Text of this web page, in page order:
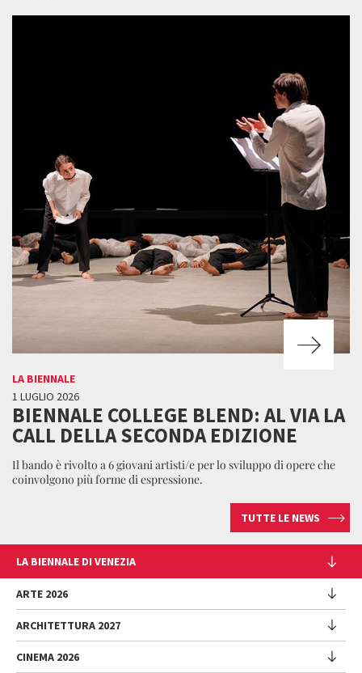
LA BIENNALE
1 LUGLIO 2026
BIENNALE COLLEGE BLEND: AL VIA LA
CALL DELLA SECONDA EDIZIONE
Il bando è rivolto a 6 giovani artisti/e per lo sviluppo di opere che
coinvolgono più forme di espressione.
TUTTE LE NEWS
LA BIENNALE DI VENEZIA
L'Istituzione
Cariche istituzionali
Storia
Luoghi
ARTE 2026
Esposizione
ARCHITETTURA 2027
Mostra
CINEMA 2026